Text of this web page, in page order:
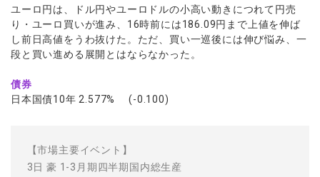
ユーロ円は、ドル円やユーロドルの小高い動きにつれて円売
り・ユーロ買いが進み、16時前には186.09円まで上値を伸ば
し前日高値をうわ抜けた。ただ、買い一巡後には伸び悩み、一
段と買い進める展開とはならなかった。
債券
日本国債10年 2.577% (-0.100)
【市場主要イベント】
3日 豪 1-3月期四半期国内総生産